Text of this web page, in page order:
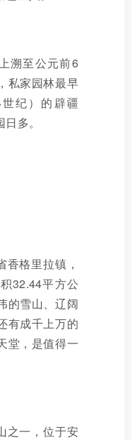
溯至公元前6
私家园林最早
纪）的辟疆
多。
格里拉镇，
32.44平方公
的雪山、辽阔
有成千上万的
堂，是值得一
之一，位于安